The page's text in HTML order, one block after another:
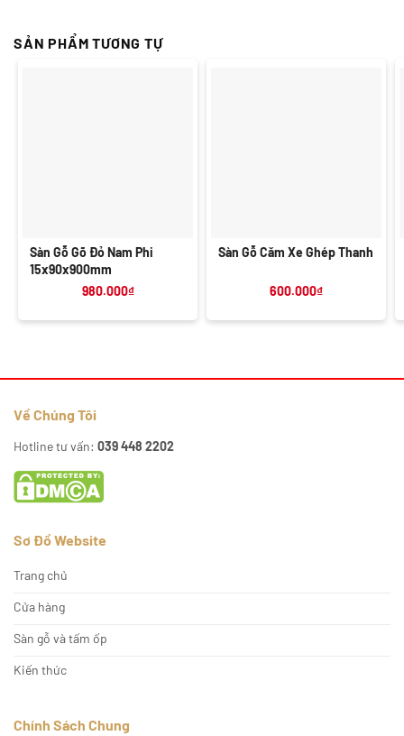
SẢN PHẨM TƯƠNG TỰ
Sàn Gỗ Gõ Đỏ Nam Phi
15x90x900mm
980.000₫
Sàn Gỗ Căm Xe Ghép Thanh
600.000₫
Về Chúng Tôi
Hotline tư vấn: 039 448 2202
Sơ Đồ Website
Trang chủ
Cửa hàng
Sàn gỗ và tấm ốp
Kiến thức
Chính Sách Chung